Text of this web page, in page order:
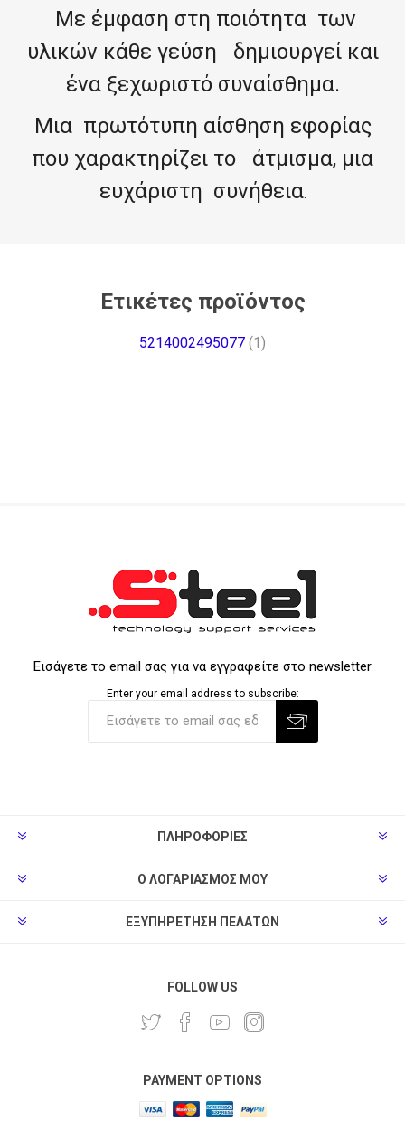
Με έμφαση στη ποιότητα των
υλικών κάθε γεύση δημιουργεί και
ένα ξεχωριστό συναίσθημα.
Μια πρωτότυπη αίσθηση εφορίας
που χαρακτηρίζει το άτμισμα, μια
ευχάριστη συνήθεια.
Ετικέτες προϊόντος
5214002495077 (1)
Εισάγετε το email σας για να εγγραφείτε στο newsletter
Enter your email address to subscribe:
ΠΛΗΡΟΦΟΡΊΕΣ
Ο ΛΟΓΑΡΙΑΣΜΌΣ ΜΟΥ
ΕΞΥΠΗΡΈΤΗΣΗ ΠΕΛΑΤΏΝ
FOLLOW US
PAYMENT OPTIONS